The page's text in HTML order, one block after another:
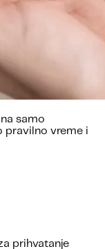
samo
pravilno vreme i
prihvatanje